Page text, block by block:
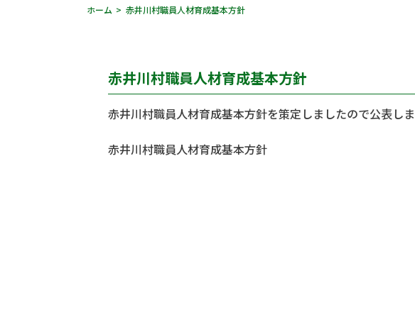
ホーム 赤井川村職員人材育成基本方針
赤井川村職員人材育成基本方針
赤井川村職員人材育成基本方針を策定しましたので公表しま
赤井川村職員人材育成基本方針